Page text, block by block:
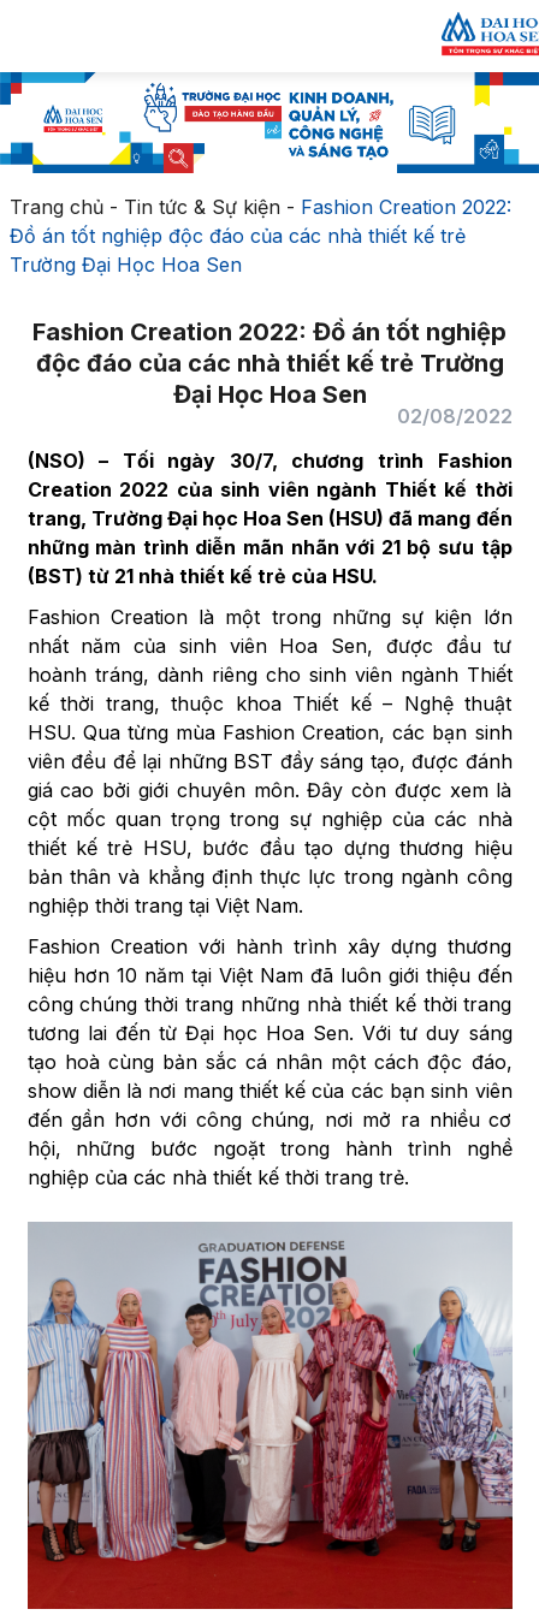
Trang chủ- Tin tức & Sự kiện- Fashion Creation 2022:
Đồ án tốt nghiệp độc đáo của các nhà thiết kế trẻ
Trường Đại Học Hoa Sen
Fashion Creation 2022: Đồ án tốt nghiệp
độc đáo của các nhà thiết kế trẻ Trường
Đại Học Hoa Sen
02/08/2022
(NSO) – Tối ngày 30/7, chương trình Fashion
Creation 2022 của sinh viên ngành Thiết kế thời
trang, Trường Đại học Hoa Sen (HSU) đã mang đến
những màn trình diễn mãn nhãn với 21 bộ sưu tập
(BST) từ 21 nhà thiết kế trẻ của HSU.
Fashion Creation là một trong những sự kiện lớn
nhất năm của sinh viên Hoa Sen, được đầu tư
hoành tráng, dành riêng cho sinh viên ngành Thiết
kế thời trang, thuộc khoa Thiết kế – Nghệ thuật
HSU. Qua từng mùa Fashion Creation, các bạn sinh
viên đều để lại những BST đầy sáng tạo, được đánh
giá cao bởi giới chuyên môn. Đây còn được xem là
cột mốc quan trọng trong sự nghiệp của các nhà
thiết kế trẻ HSU, bước đầu tạo dựng thương hiệu
bản thân và khẳng định thực lực trong ngành công
nghiệp thời trang tại Việt Nam.
Fashion Creation với hành trình xây dựng thương
hiệu hơn 10 năm tại Việt Nam đã luôn giới thiệu đến
công chúng thời trang những nhà thiết kế thời trang
tương lai đến từ Đại học Hoa Sen. Với tư duy sáng
tạo hoà cùng bản sắc cá nhân một cách độc đáo,
show diễn là nơi mang thiết kế của các bạn sinh viên
đến gần hơn với công chúng, nơi mở ra nhiều cơ
hội, những bước ngoặt trong hành trình nghề
nghiệp của các nhà thiết kế thời trang trẻ.